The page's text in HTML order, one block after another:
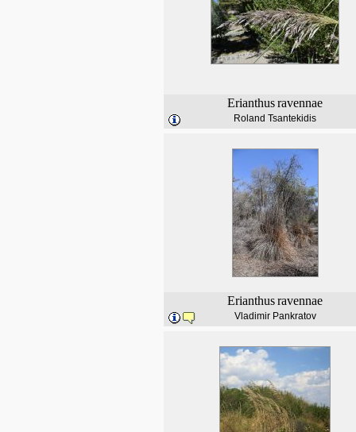
Erianthusravennae
Roland Tsantekidis
Erianthusravennae
Vladimir Pankratov